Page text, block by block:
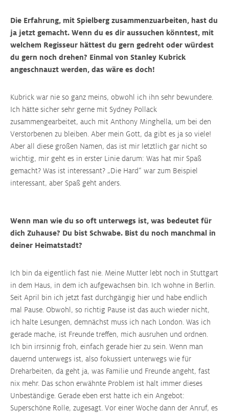
Die Erfahrung, mit Spielberg zusammenzuarbeiten, hast du
ja jetzt gemacht. Wenn du es dir aussuchen könntest, mit
welchem Regisseur hättest du gern gedreht oder würdest
du gern noch drehen? Einmal von Stanley Kubrick
angeschnauzt werden, das wäre es doch!
Kubrick war nie so ganz meins, obwohl ich ihn sehr bewundere.
Ich hätte sicher sehr gerne mit Sydney Pollack
zusammengearbeitet, auch mit Anthony Minghella, um bei den
Verstorbenen zu bleiben. Aber mein Gott, da gibt es ja so viele!
Aber all diese großen Namen, das ist mir letztlich gar nicht so
wichtig, mir geht es in erster Linie darum: Was hat mir Spaß
gemacht? Was ist interessant? „Die Hard“ war zum Beispiel
interessant, aber Spaß geht anders.
Wenn man wie du so oft unterwegs ist, was bedeutet für
dich Zuhause? Du bist Schwabe. Bist du noch manchmal in
deiner Heimatstadt?
Ich bin da eigentlich fast nie. Meine Mutter lebt noch in Stuttgart
in dem Haus, in dem ich aufgewachsen bin. Ich wohne in Berlin.
Seit April bin ich jetzt fast durchgängig hier und habe endlich
mal Pause. Obwohl, so richtig Pause ist das auch wieder nicht,
ich halte Lesungen, demnächst muss ich nach London. Was ich
gerade mache, ist Freunde treffen, mich ausruhen und ordnen.
Ich bin irrsinnig froh, einfach gerade hier zu sein. Wenn man
dauernd unterwegs ist, also fokussiert unterwegs wie für
Dreharbeiten, da geht ja, was Familie und Freunde angeht, fast
nix mehr. Das schon erwähnte Problem ist halt immer dieses
Unbeständige. Gerade eben erst hatte ich ein Angebot:
Superschöne Rolle, zugesagt. Vor einer Woche dann der Anruf, es